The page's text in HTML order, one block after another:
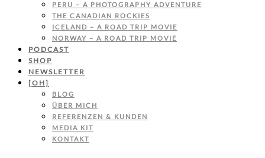
PERU – A PHOTOGRAPHY ADVENTURE
THE CANADIAN ROCKIES
ICELAND – A ROAD TRIP MOVIE
NORWAY – A ROAD TRIP MOVIE
PODCAST
SHOP
NEWSLETTER
[OH]
BLOG
ÜBER MICH
REFERENZEN & KUNDEN
MEDIA KIT
KONTAKT